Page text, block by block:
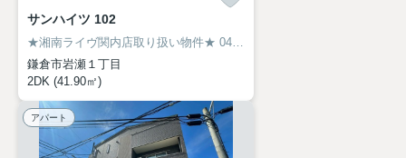
サンハイツ 102
★湘南ライヴ関内店取り扱い物件★ 045-319-6094
鎌倉市岩瀬１丁目
2DK (41.90㎡)
アパート